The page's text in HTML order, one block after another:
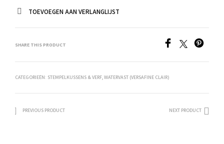
TOEVOEGEN AAN VERLANGLIJST
SHARE THIS PRODUCT
CATEGORIEËN: STEMPELKUSSENS & VERF,WATERVAST (VERSAFINE CLAIR)
PREVIOUS PRODUCT NEXT PRODUCT